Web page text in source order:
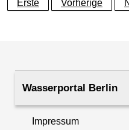
Erste
Vorherige
Wasserportal Berlin
Impressum